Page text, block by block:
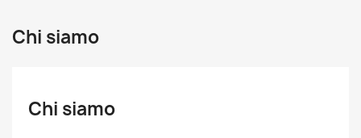
Chi siamo
Chi siamo